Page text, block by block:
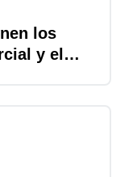
los
y el